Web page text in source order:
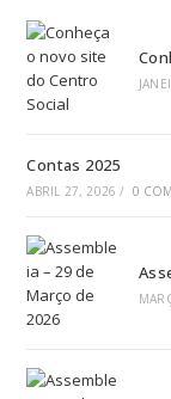
Contas 2025
ABRIL 27, 2026 / 0